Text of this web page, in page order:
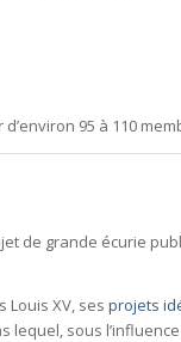
95 à 110
de grande écurie
Louis XV, sesprojets
sous